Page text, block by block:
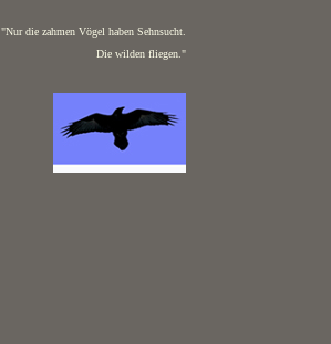
"Nur die zahmen Vögel haben Sehnsucht.
Die wilden fliegen."